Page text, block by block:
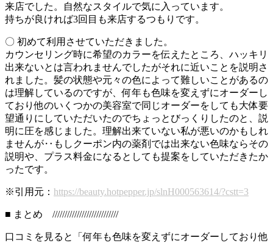
来店でした。自然なスタイルで気に入っています。
持ちが良ければ3回目も来店するつもりです。
〇 初めて利用させていただきました。
カウンセリング時に希望のカラーを伝えたところ、ハッキリ
出来ないとは言われませんでしたがそれに近いことを説明さ
れました。髪の状態や元々の色によって難しいことがあるの
は理解しているのですが、何年も色味を変えずにオーダーし
ており他のいくつかの美容室で同じオーダーをしても大体要
望通りにしていただいたのでちょっとびっくりしたのと、説
明に圧を感じました。理解出来ていない私が悪いのかもしれ
ませんが‥もしクーポン内の薬剤では出来ない色味ならその
説明や、プラス料金になるとしても提案をしていただきたか
ったです。
※引用元： https://beauty.hotpepper.jp/slnH000563614/?cstt=3
■ まとめ ///////////////////////////
口コミを見ると「何年も色味を変えずにオーダーしており他